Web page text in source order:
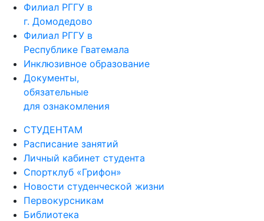
Филиал РГГУ в
г. Домодедово
Филиал РГГУ в
Республике Гватемала
Инклюзивное образование
Документы,
обязательные
для ознакомления
СТУДЕНТАМ
Расписание занятий
Личный кабинет студента
Спортклуб «Грифон»
Новости студенческой жизни
Первокурсникам
Библиотека